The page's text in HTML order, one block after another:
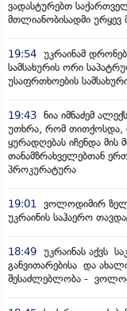
ვადასტურებთ
მთლიანობისადმი ურყევ
19:54 უკრაინამ
სამსახურის ორი
უსაფრთხოების
19:43 ნია იმნაძემ
უთხრა, რომ თითქოსდა,
ყურადღებას იჩენდა მის
თანამზრახველებთან
პროკურატურა
19:01
ვოლოდიმირ
უკრაინის საჰაერო
18:49 უკრაინას აქვს
განვითარებისა და
შესაძლებლობა -